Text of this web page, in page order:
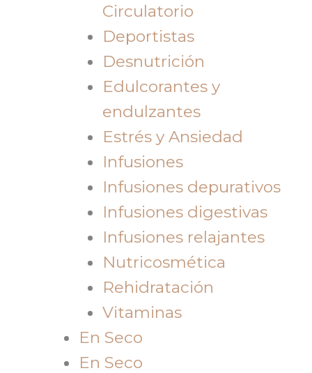
Circulatorio
Deportistas
Desnutrición
Edulcorantes y
endulzantes
Estrés y Ansiedad
Infusiones
Infusiones depurativos
Infusiones digestivas
Infusiones relajantes
Nutricosmética
Rehidratación
Vitaminas
En Seco
En Seco